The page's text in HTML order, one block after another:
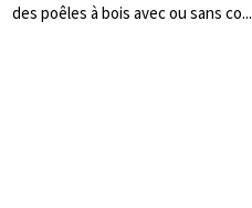
des poêles à bois avec ou sans co...